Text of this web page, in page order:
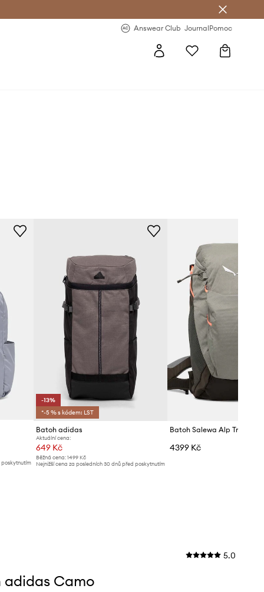
Answear Club JournalPomoc
poskytnutím
-13%
*-5 % s kódem: LST
Batoh adidas
Aktuální cena:
649 Kč
Běžná cena:1499 Kč
Nejnižší cena za posledních 30 dnů před poskytnutím
Batoh Salewa Alp Trainer
4399 Kč
5.0
adidas Camo